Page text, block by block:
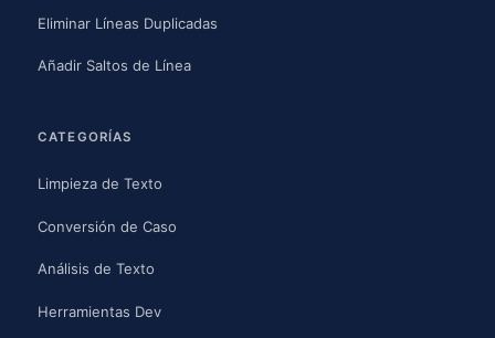
Eliminar Líneas Duplicadas
Añadir Saltos de Línea
CATEGORÍAS
Limpieza de Texto
Conversión de Caso
Análisis de Texto
Herramientas Dev